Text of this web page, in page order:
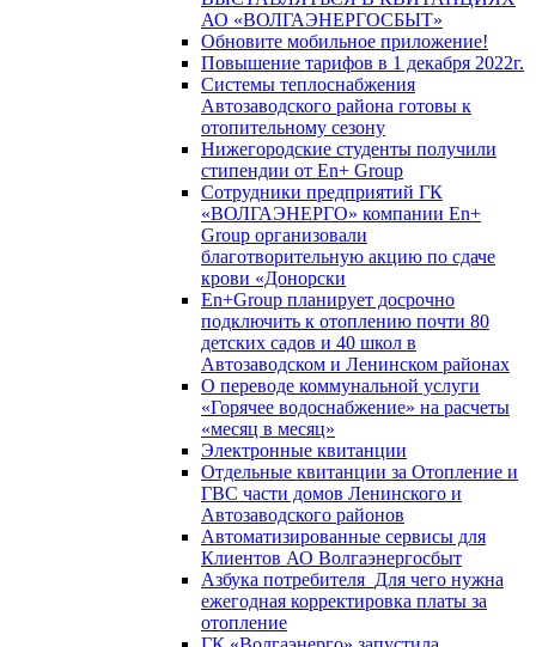
АО «ВОЛГАЭНЕРГОСБЫТ»
Обновите мобильное приложение!
Повышение тарифов в 1 декабря 2022г.
Системы теплоснабжения
Автозаводского района готовы к
отопительному сезону
Нижегородские студенты получили
стипендии от En+ Group
Сотрудники предприятий ГК
«ВОЛГАЭНЕРГО» компании En+
Group организовали
благотворительную акцию по сдаче
крови «Донорски
En+Group планирует досрочно
подключить к отоплению почти 80
детских садов и 40 школ в
Автозаводском и Ленинском районах
О переводе коммунальной услуги
«Горячее водоснабжение» на расчеты
«месяц в месяц»
Электронные квитанции
Отдельные квитанции за Отопление и
ГВС части домов Ленинского и
Автозаводского районов
Автоматизированные сервисы для
Клиентов АО Волгаэнергосбыт
Азбука потребителя_Для чего нужна
ежегодная корректировка платы за
отопление